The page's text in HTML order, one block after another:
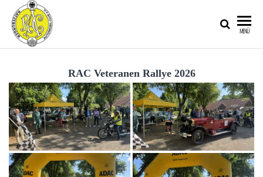
AUTOMOBIL-
CLUB IM
ADAC E.V.
MENÜ
RAC Veteranen Rallye 2026